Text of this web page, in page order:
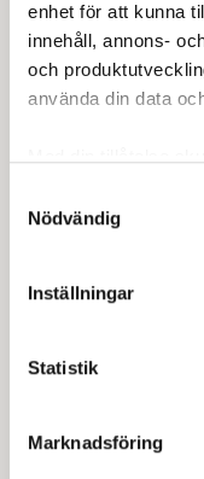
enhet för att kunna
innehåll, annons-
och
använda din data
kan ha en
Ta reda på mer om
Du kan ändra eller
Vi använder
Nödvändig
Inställningar
Statistik
Marknadsföring